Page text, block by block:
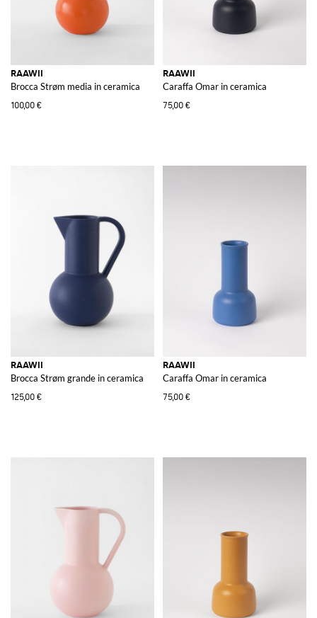
RAAWII
Brocca Strøm media in ceramica
100,00 €
RAAWII
Caraffa Omar in ceramica
75,00 €
RAAWII
Brocca Strøm grande in ceramica
125,00 €
RAAWII
Caraffa Omar in ceramica
75,00 €